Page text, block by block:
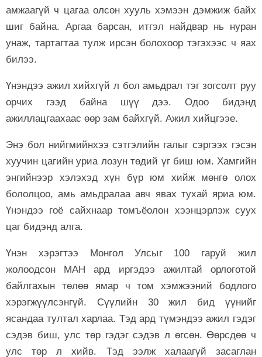
амжаагүй ч цагаа олсон хууль хэмээн дэмжиж байх
шиг байна. Аргаа барсан, итгэл найдвар нь нуран
унаж, тартагтаа тулж ирсэн болохоор тэгэхээс ч яах
билээ.
Үнэндээ ажил хийхгүй л бол амьдрал тэг зогсолт руу
орчих гээд байна шүү дээ. Одоо бидэнд
ажиллацгаахаас өөр зам байхгүй. Ажил хийцгээе.
Энэ бол нийгмийнхээ сэтгэлийн галыг сэргээх гэсэн
хуучин цагийн уриа лозун төдий үг биш юм. Хамгийн
энгийнээр хэлэхэд хүн бүр юм хийж мөнгө олох
бололцоо, амь амьдралаа авч явах тухай яриа юм.
Үнэндээ гоё сайхнаар томъёолон хээнцэрлэж суух
цаг бидэнд алга.
Үнэн хэрэгтээ Монгол Улсыг 100 гаруй жил
жолоодсон МАН ард иргэдээ ажилтай орлоготой
байлгахын төлөө ямар ч том хэмжээний бодлого
хэрэгжүүлсэнгүй. Сүүлийн 30 жил бид үүнийг
ясандаа тултал харлаа. Тэд ард түмэндээ ажил гэдэг
сэдэв биш, улс төр гэдэг сэдэв л өгсөн. Өөрсдөө ч
улс төр л хийв. Тэд ээлж халаагүй засаглан